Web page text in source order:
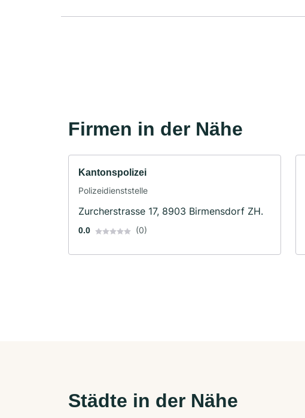
Firmen in der Nähe
Kantonspolizei
Polizeidienststelle
Zurcherstrasse 17, 8903 Birmensdorf ZH.
0.0 (0)
Städte in der Nähe